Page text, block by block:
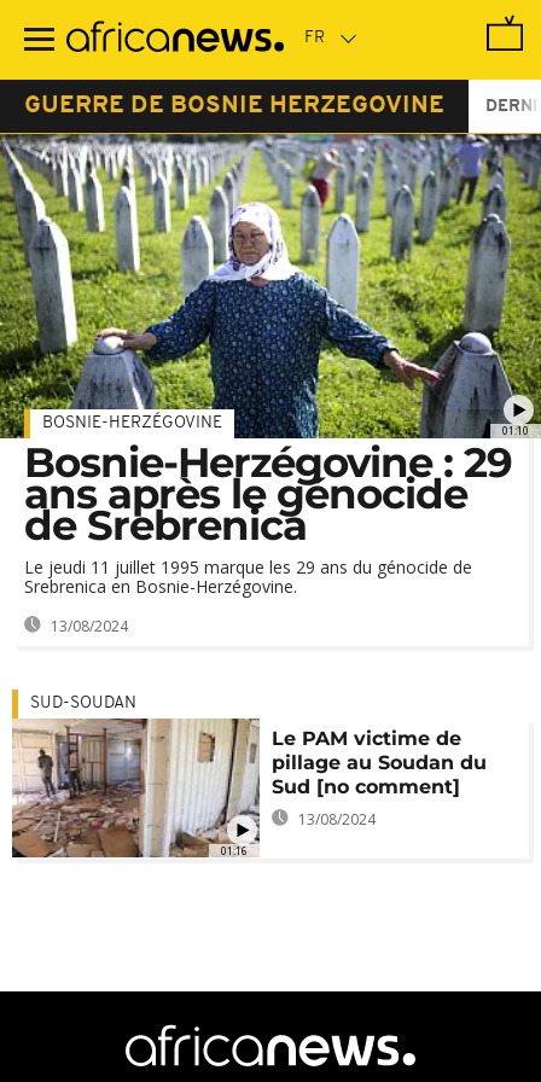
contenu
GUERRE DE BOSNIE HERZEGOVINE
01:10
BOSNIE-HERZÉGOVINE
Bosnie-Herzégovine : 29
ans après le génocide
de Srebrenica
Le jeudi 11 juillet 1995 marque les 29 ans du génocide de
Srebrenica en Bosnie-Herzégovine.
13/08/2024
01:16
SUD-SOUDAN
Le PAM victime de
pillage au Soudan du
Sud [no comment]
13/08/2024